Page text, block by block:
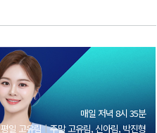
2026년 08월 06일(목)
2026년 08월 06일(목)
2026년 08월 06일(목)
2026년 08월 06일(목)
매일 저녁 8시 35분
평일 고유림
주말 고유림, 신아림, 박진형